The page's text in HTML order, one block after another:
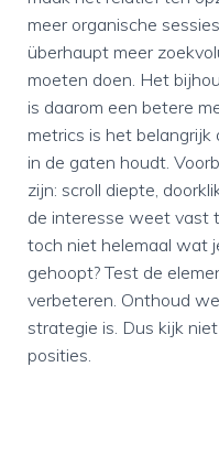
meer organische
überhaupt meer
moeten doen. Het
is daarom een betere
metrics is het
in de gaten houdt.
zijn: scroll diepte,
de interesse weet vast
toch niet helemaal wat
gehoopt? Test de
verbeteren. Onthoud
strategie is. Dus kijk
posities.